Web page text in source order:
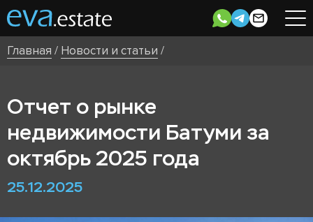
Главная / Новости и статьи /
Отчет о рынке
недвижимости Батуми за
октябрь 2025 года
25.12.2025